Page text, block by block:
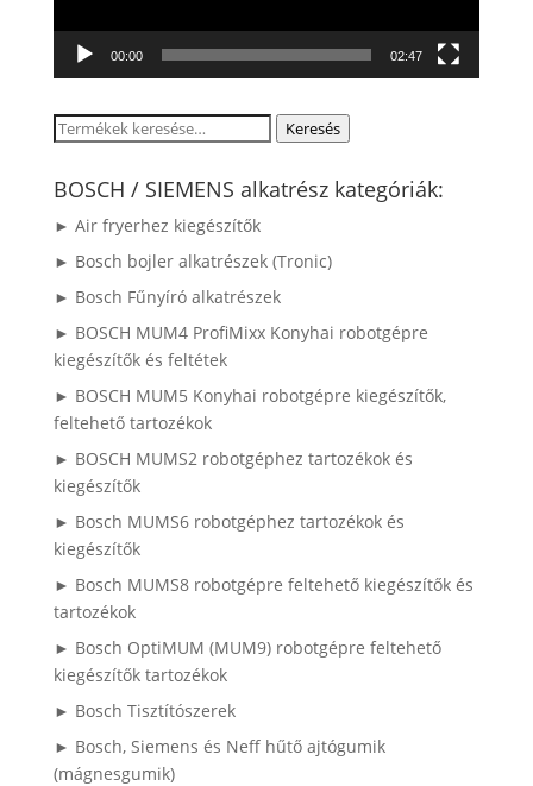
00:00 02:47
Keresés
következőre:
Keresés
BOSCH / SIEMENS alkatrész kategóriák:
► Air fryerhez kiegészítők
► Bosch bojler alkatrészek (Tronic)
► Bosch Fűnyíró alkatrészek
► BOSCH MUM4 ProfiMixx Konyhai robotgépre
kiegészítők és feltétek
► BOSCH MUM5 Konyhai robotgépre kiegészítők,
feltehető tartozékok
► BOSCH MUMS2 robotgéphez tartozékok és
kiegészítők
► Bosch MUMS6 robotgéphez tartozékok és
kiegészítők
► Bosch MUMS8 robotgépre feltehető kiegészítők és
tartozékok
► Bosch OptiMUM (MUM9) robotgépre feltehető
kiegészítők tartozékok
► Bosch Tisztítószerek
► Bosch, Siemens és Neff hűtő ajtógumik
(mágnesgumik)